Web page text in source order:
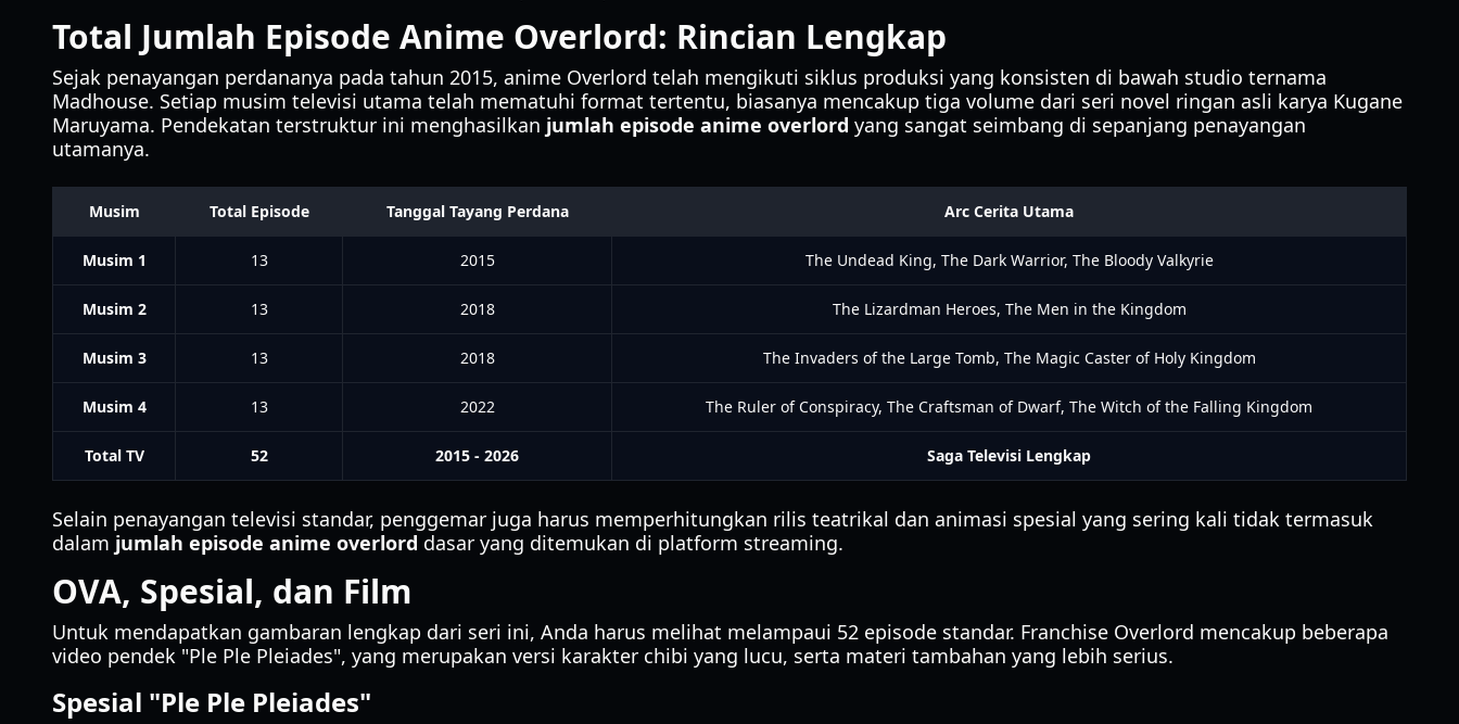
Total Jumlah Episode Anime Overlord: Rincian Lengkap
Sejak penayangan perdananya pada tahun 2015, anime Overlord telah mengikuti siklus produksi yang konsisten di bawah studio ternama
Madhouse. Setiap musim televisi utama telah mematuhi format tertentu, biasanya mencakup tiga volume dari seri novel ringan asli karya Kugane
Maruyama. Pendekatan terstruktur ini menghasilkan jumlah episode anime overlord yang sangat seimbang di sepanjang penayangan
utamanya.
Musim Total Episode Tanggal Tayang Perdana Arc Cerita Utama
Musim 1 13 2015 The Undead King, The Dark Warrior, The Bloody Valkyrie
Musim 2 13 2018 The Lizardman Heroes, The Men in the Kingdom
Musim 3 13 2018 The Invaders of the Large Tomb, The Magic Caster of Holy Kingdom
Musim 4 13 2022 The Ruler of Conspiracy, The Craftsman of Dwarf, The Witch of the Falling Kingdom
Total TV 52 2015 - 2026 Saga Televisi Lengkap
Selain penayangan televisi standar, penggemar juga harus memperhitungkan rilis teatrikal dan animasi spesial yang sering kali tidak termasuk
dalam jumlah episode anime overlord dasar yang ditemukan di platform streaming.
OVA, Spesial, dan Film
Untuk mendapatkan gambaran lengkap dari seri ini, Anda harus melihat melampaui 52 episode standar. Franchise Overlord mencakup beberapa
video pendek "Ple Ple Pleiades", yang merupakan versi karakter chibi yang lucu, serta materi tambahan yang lebih serius.
Spesial "Ple Ple Pleiades"